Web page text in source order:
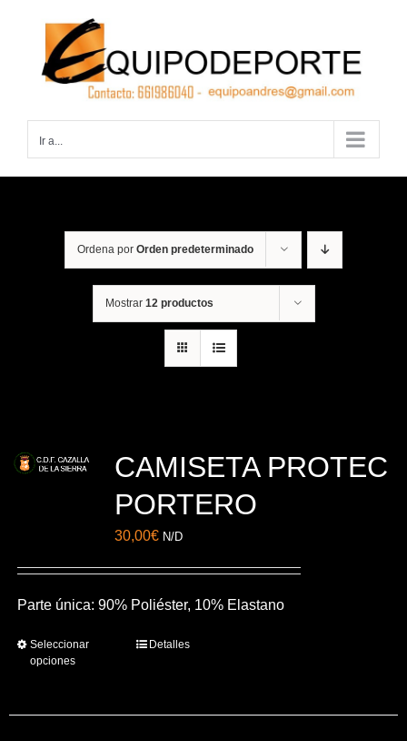
contenido
Ir a...
Ordena por Orden predeterminado
Mostrar 12 productos
CAMISETA PROTEC
PORTERO
30,00€ N/D
Parte única: 90% Poliéster, 10% Elastano
Seleccionar
opciones
EsteDetalles